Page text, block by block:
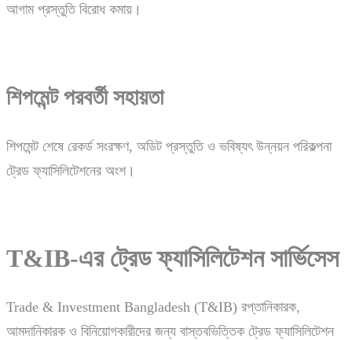
আগাম প্রস্তুতি বিরোধ কমায়।
শিপমেন্ট পরবর্তী সহায়তা
শিপমেন্ট শেষে রেকর্ড সংরক্ষণ, অডিট প্রস্তুতি ও ভবিষ্যৎ উন্নয়ন পরিকল্পনা
ট্রেড ফ্যাসিলিটেশনের অংশ।
T&IB-এর ট্রেডফ্যাসিলিটেশনসার্ভিসেস
Trade & Investment Bangladesh (T&IB) রপ্তানিকারক,
আমদানিকারক ও বিনিয়োগকারীদের জন্য বাস্তবভিত্তিক ট্রেড ফ্যাসিলিটেশন